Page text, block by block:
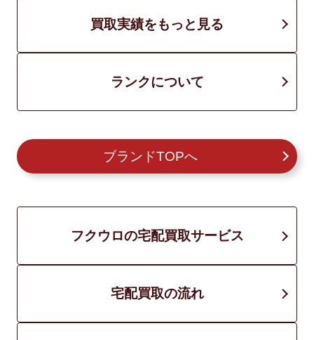
買取実績をもっと見る
ランクについて
ブランドTOPへ
フクウロの宅配買取サービス
宅配買取の流れ